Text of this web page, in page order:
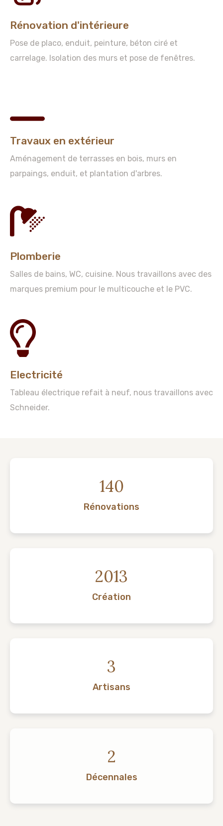
Rénovation d'intérieure
Pose de placo, enduit, peinture, béton ciré et
carrelage. Isolation des murs et pose de fenêtres.
Travaux en extérieur
Aménagement de terrasses en bois, murs en
parpaings, enduit, et plantation d'arbres.
Plomberie
Salles de bains, WC, cuisine. Nous travaillons avec des
marques premium pour le multicouche et le PVC.
Electricité
Tableau électrique refait à neuf, nous travaillons avec
Schneider.
Rénovations
140
Création
2013
Artisans
3
Décennales
2